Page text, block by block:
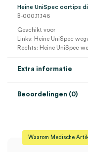
Heine UniSpec oortips
B-000.11.146
Geschikt voor
Links: Heine UniSpec
Rechts: Heine UniSpec
Extra informatie
Beoordelingen (0)
Er zijn nog geen
Waarom Medische